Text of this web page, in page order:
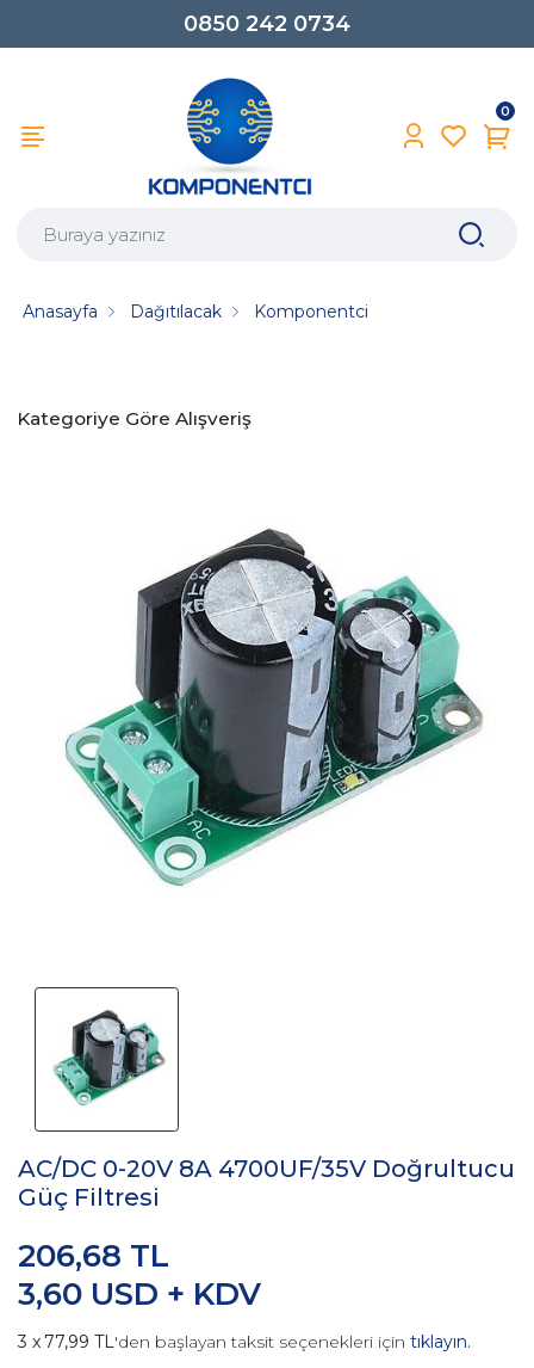
0850 242 0734
0
Anasayfa Dağıtılacak Komponentci
Kategoriye Göre Alışveriş
AC/DC 0-20V 8A 4700UF/35V Doğrultucu
Güç Filtresi
3,60 USD + KDV
206,68 TL
77,99 TL'den başlayan taksit seçenekleri için tıklayın.